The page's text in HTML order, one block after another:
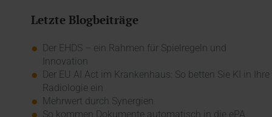
Letzte Blogbeiträge
Der EHDS – ein Rahmen für Spielregeln und
Innovation
Der EU AI Act im Krankenhaus: So betten Sie KI in Ihre
Radiologie ein
Mehrwert durch Synergien
So kommen Dokumente automatisch in die ePA